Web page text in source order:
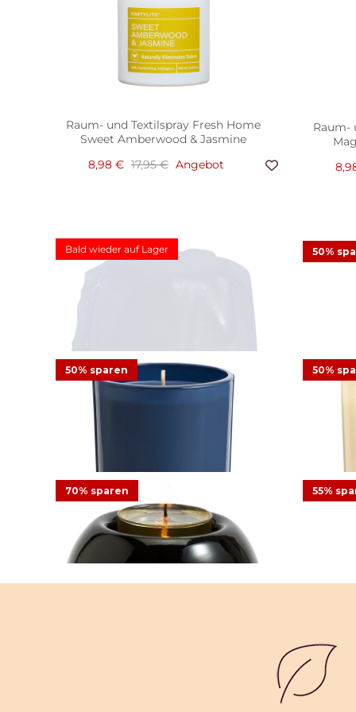
Raum- und Textilspray Fresh Home
Sweet Amberwood & Jasmine
8,98 € 17,95 € Angebot
Raum-
Bald wieder auf Lager
Fragrance Flame™ Petite Melts, ohne
Duft, 12 St.
13,95 €
50%
Smart
50% sparen
Duftwachsglas Escential Nordic Air
12,48 € 24,95 €
1 Bewertung
50%
70% sparen
Teelichthalter Tranquil Orb
55%